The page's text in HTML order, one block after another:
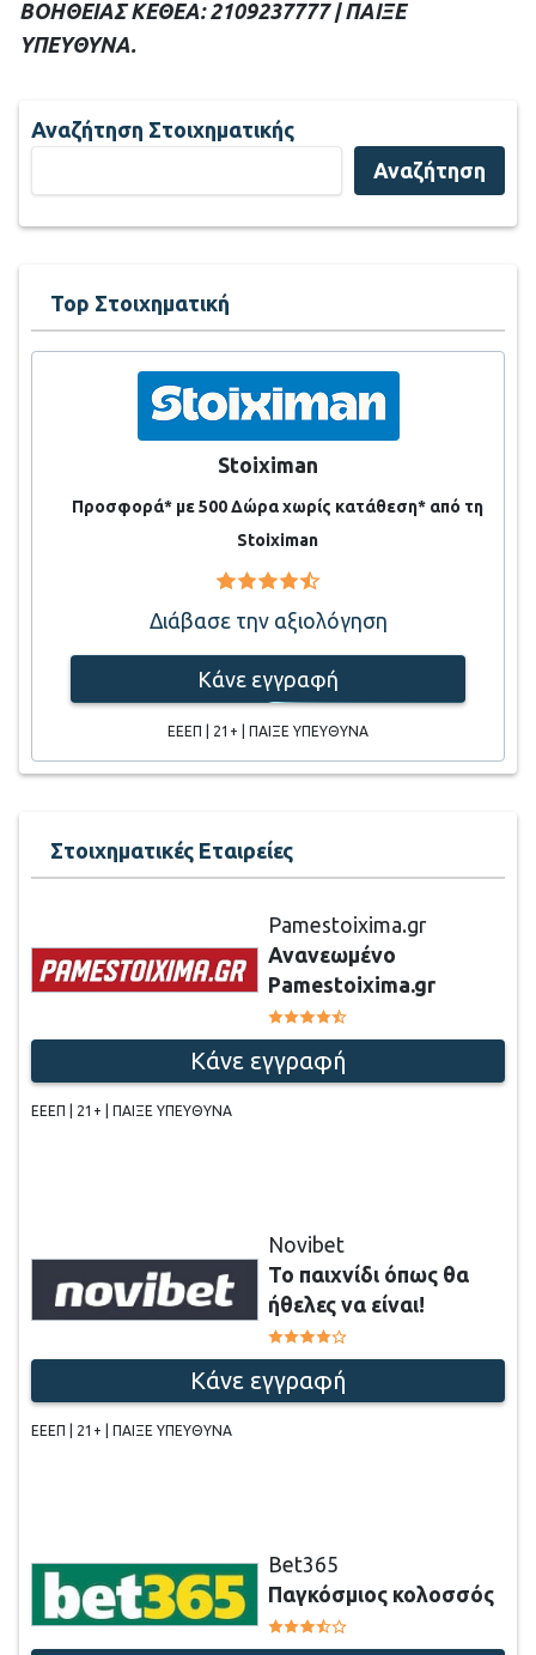
ΒΟΗΘΕΙΑΣ ΚΕΘΕΑ: 2109237777 | ΠΑΙΞΕ
ΥΠΕΥΘΥΝΑ.
Αναζήτηση Στοιχηματικής
Αναζήτηση
Top Στοιχηματική
Stoiximan
Προσφορά* με 500 Δώρα χωρίς κατάθεση* από τη
Stoiximan
Διάβασε την αξιολόγηση
Κάνε εγγραφή
ΕΕΕΠ | 21+ | ΠΑΙΞΕ ΥΠΕΥΘΥΝΑ
Στοιχηματικές Εταιρείες
Pamestoixima.gr
Ανανεωμένο
Pamestoixima.gr
Κάνε εγγραφή
ΕΕΕΠ | 21+ | ΠΑΙΞΕ ΥΠΕΥΘΥΝΑ
Novibet
Το παιχνίδι όπως θα
ήθελες να είναι!
Κάνε εγγραφή
ΕΕΕΠ | 21+ | ΠΑΙΞΕ ΥΠΕΥΘΥΝΑ
Bet365
Παγκόσμιος κολοσσός